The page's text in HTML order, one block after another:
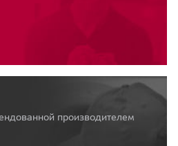
производителем